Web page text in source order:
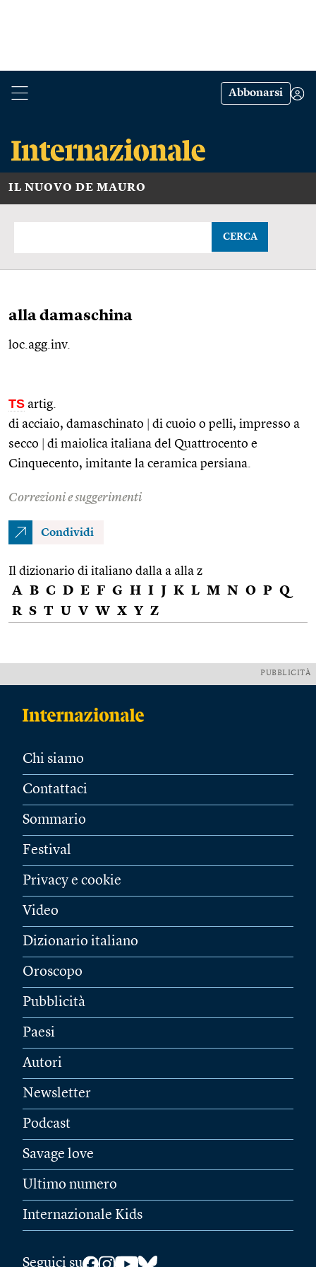
Abbonarsi
IL NUOVO DE MAURO
CERCA
alla damaschina
loc.agg.inv.
TS artig.
di acciaio, damaschinato
di cuoio o pelli, impresso a
secco
di maiolica italiana del Quattrocento e
Cinquecento, imitante la ceramica persiana.
Correzioni e suggerimenti
Condividi
Il dizionario di italiano dalla a alla z
A B C D E F G H I J K L M N O P Q
R S T U V W X Y Z
PUBBLICITÀ
Chi siamo
Contattaci
Sommario
Festival
Privacy e cookie
Video
Dizionario italiano
Oroscopo
Pubblicità
Paesi
Autori
Newsletter
Podcast
Savage love
Ultimo numero
Internazionale Kids
Seguici su